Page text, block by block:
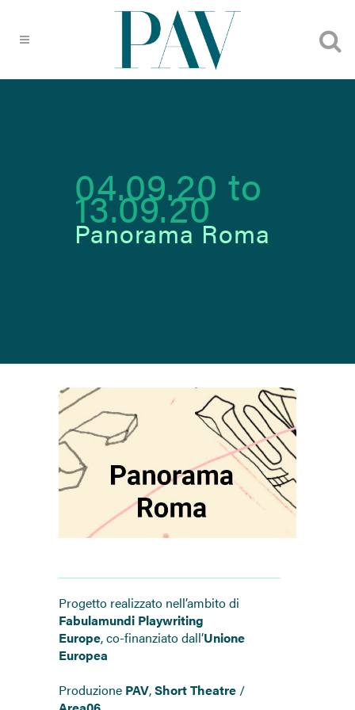
04.09.20 to
13.09.20
Panorama Roma
Progetto realizzato nell’ambito di
Fabulamundi Playwriting
Europe, co-finanziato dall’Unione
Europea
Produzione PAV,Short Theatre /